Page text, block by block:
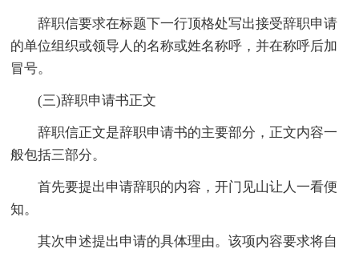
辞职信要求在标题下一行顶格处写出接受辞职申请
的单位组织或领导人的名称或姓名称呼，并在称呼后加
冒号。
(三)辞职申请书正文
辞职信正文是辞职申请书的主要部分，正文内容一
般包括三部分。
首先要提出申请辞职的内容，开门见山让人一看便
知。
其次申述提出申请的具体理由。该项内容要求将自